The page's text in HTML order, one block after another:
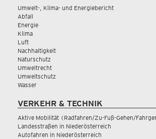
Umwelt-, Klima- und Energiebericht
Abfall
Energie
Klima
Luft
Nachhaltigkeit
Naturschutz
Umweltrecht
Umweltschutz
Wasser
VERKEHR & TECHNIK
Aktive Mobilität (Radfahren/Zu-Fuß-Gehen/
Landesstraßen in Niederösterreich
Autofahren in Niederösterreich